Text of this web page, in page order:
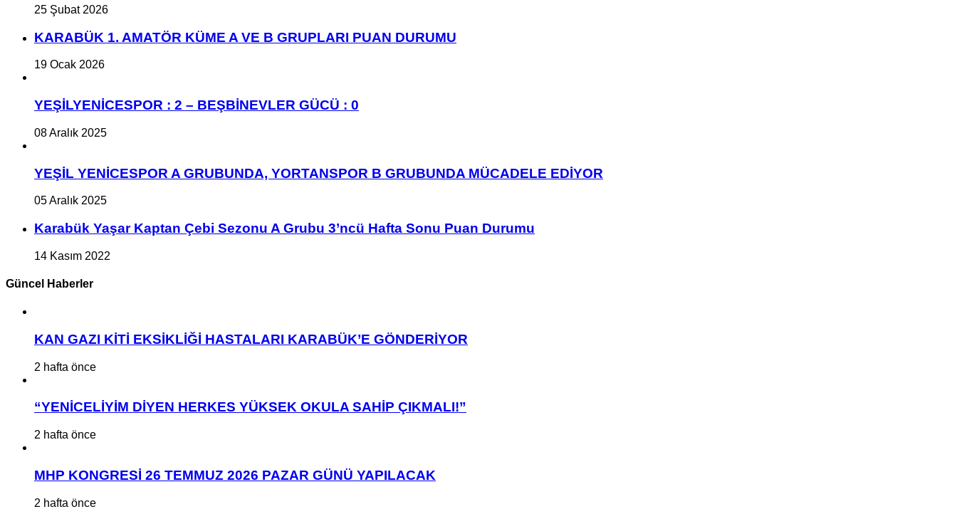
25 Şubat 2026
KARABÜK 1. AMATÖR KÜME A VE B GRUPLARI PUAN DURUMU
19 Ocak 2026
YEŞİLYENİCESPOR : 2 – BEŞBİNEVLER GÜCÜ : 0
08 Aralık 2025
YEŞİL YENİCESPOR A GRUBUNDA, YORTANSPOR B GRUBUNDA MÜCADELE EDİYOR
05 Aralık 2025
Karabük Yaşar Kaptan Çebi Sezonu A Grubu 3’ncü Hafta Sonu Puan Durumu
14 Kasım 2022
Güncel Haberler
KAN GAZI KİTİ EKSİKLİĞİ HASTALARI KARABÜK’E GÖNDERİYOR
2 hafta önce
“YENİCELİYİM DİYEN HERKES YÜKSEK OKULA SAHİP ÇIKMALI!”
2 hafta önce
MHP KONGRESİ 26 TEMMUZ 2026 PAZAR GÜNÜ YAPILACAK
2 hafta önce